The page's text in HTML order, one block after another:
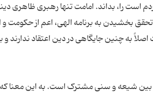
است را، بداند. امامت تنها رهبری ظاهری
تحقق بخشیدن به برنامه الهی، اعم از
به چنین جایگاهی در دین اعتقاد ندارند و
بین شیعه و سنی مشترک است. به این معنا